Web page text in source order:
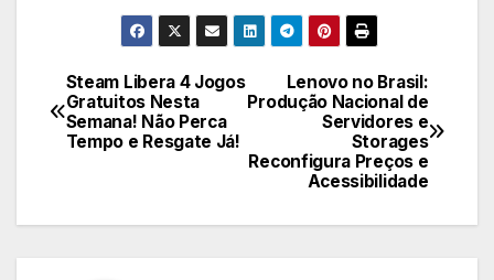
Navegação
de
Lenovo no Brasil:
Produção Nacional de
Servidores e
Storages
Reconfigura Preços e
Acessibilidade
Steam Libera 4 Jogos
Gratuitos Nesta
Semana! Não Perca
Tempo e Resgate Já!